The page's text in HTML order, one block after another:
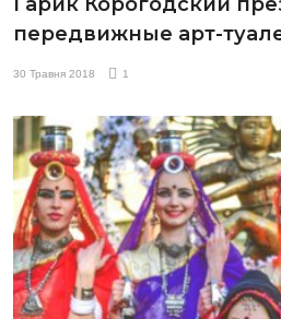
передвижные арт-
30 Травня 2018 1